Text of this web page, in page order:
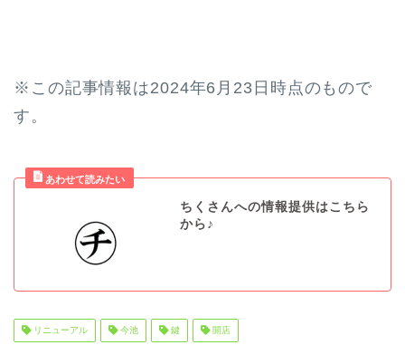
※この記事情報は2024年6月23日時点のもので
す。
ちくさんへの情報提供はこちら
から♪
リニューアル 今池 鍵 開店